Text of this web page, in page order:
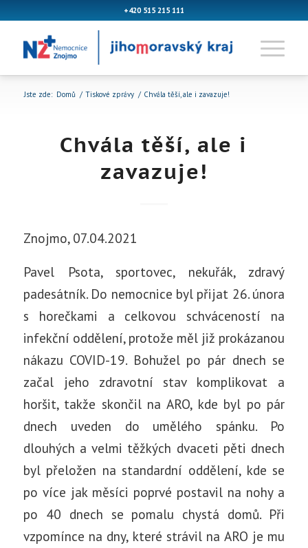
+420 515 215 111
Jste zde: Domů / Tiskové zprávy / Chvála těší, ale i zavazuje!
Chvála těší, ale i
zavazuje!
Znojmo, 07.04.2021
Pavel Psota, sportovec, nekuřák, zdravý
padesátník. Do nemocnice byl přijat 26. února
s horečkami a celkovou schváceností na
infekční oddělení, protože měl již prokázanou
nákazu COVID-19. Bohužel po pár dnech se
začal jeho zdravotní stav komplikovat a
horšit, takže skončil na ARO, kde byl po pár
dnech uveden do umělého spánku. Po
dlouhých a velmi těžkých dvaceti pěti dnech
byl přeložen na standardní oddělení, kde se
po více jak měsíci poprvé postavil na nohy a
po 40 dnech se pomalu chystá domů. Při
vzpomínce na dny, které strávil na ARO je mu